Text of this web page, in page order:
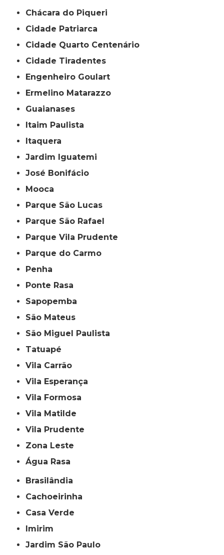
Chácara do Piqueri
Cidade Patriarca
Cidade Quarto Centenário
Cidade Tiradentes
Engenheiro Goulart
Ermelino Matarazzo
Guaianases
Itaim Paulista
Itaquera
Jardim Iguatemi
José Bonifácio
Mooca
Parque São Lucas
Parque São Rafael
Parque Vila Prudente
Parque do Carmo
Penha
Ponte Rasa
Sapopemba
São Mateus
São Miguel Paulista
Tatuapé
Vila Carrão
Vila Esperança
Vila Formosa
Vila Matilde
Vila Prudente
Zona Leste
Água Rasa
Brasilândia
Cachoeirinha
Casa Verde
Imirim
Jardim São Paulo